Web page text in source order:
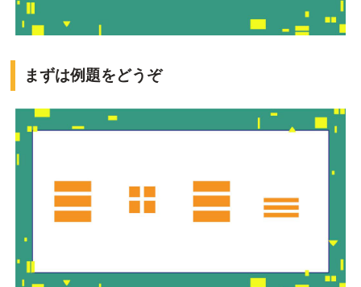
まずは例題をどうぞ